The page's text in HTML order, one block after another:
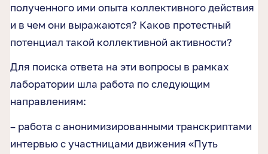
полученного ими опыта коллективного действия
и в чем они выражаются? Каков протестный
потенциал такой коллективной активности?
Для поиска ответа на эти вопросы в рамках
лаборатории шла работа по следующим
направлениям:
– работа с анонимизированными транскриптами
интервью с участницами движения «Путь